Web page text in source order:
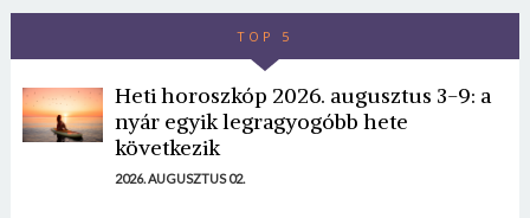
TOP 5
Heti horoszkóp 2026. augusztus 3-9: a
nyár egyik legragyogóbb hete
következik
2026. AUGUSZTUS 02.